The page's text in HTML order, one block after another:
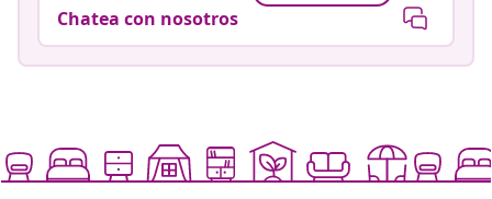
Chatea con nosotros